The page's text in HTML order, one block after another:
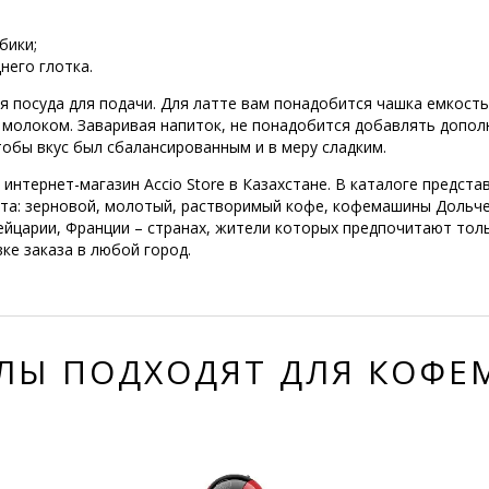
глотка.
посуда для подачи. Для латте вам понадобится чашка
Заваривая напиток, не понадобится добавлять
вкус был сбалансированным и в меру сладким.
магазин Accio Store в Казахстане. В каталоге
зерновой, молотый, растворимый кофе, кофемашины
Франции – странах, жители которых предпочитают
заказа в любой город.
ПОДХОДЯТ ДЛЯ